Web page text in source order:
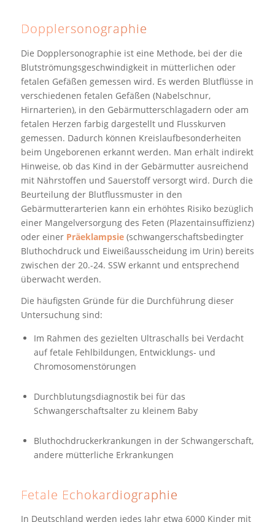
Dopplersonographie
Die Dopplersonographie ist eine Methode, bei der die
Blutströmungsgeschwindigkeit in mütterlichen oder
fetalen Gefäßen gemessen wird. Es werden Blutflüsse in
verschiedenen fetalen Gefäßen (Nabelschnur,
Hirnarterien), in den Gebärmutterschlagadern oder am
fetalen Herzen farbig dargestellt und Flusskurven
gemessen. Dadurch können Kreislaufbesonderheiten
beim Ungeborenen erkannt werden. Man erhält indirekt
Hinweise, ob das Kind in der Gebärmutter ausreichend
mit Nährstoffen und Sauerstoff versorgt wird. Durch die
Beurteilung der Blutflussmuster in den
Gebärmutterarterien kann ein erhöhtes Risiko bezüglich
einer Mangelversorgung des Feten (Plazentainsuffizienz)
oder einer Präeklampsie(schwangerschaftsbedingter
Bluthochdruck und Eiweißausscheidung im Urin) bereits
zwischen der 20.-24. SSW erkannt und entsprechend
überwacht werden.
Die häufigsten Gründe für die Durchführung dieser
Untersuchung sind:
Im Rahmen des gezielten Ultraschalls bei Verdacht
auf fetale Fehlbildungen, Entwicklungs- und
Chromosomenstörungen
Durchblutungsdiagnostik bei für das
Schwangerschaftsalter zu kleinem Baby
Bluthochdruckerkrankungen in der Schwangerschaft,
andere mütterliche Erkrankungen
Fetale Echokardiographie
In Deutschland werden jedes Jahr etwa 6000 Kinder mit